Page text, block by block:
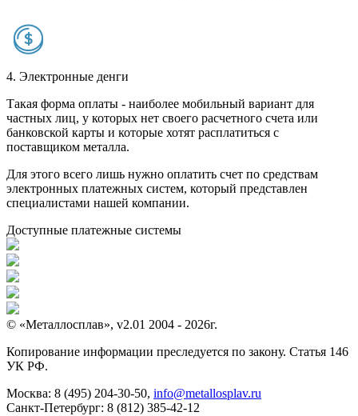
4. Электронные денги
Такая форма оплаты - наиболее мобильный вариант для
частных лиц, у которых нет своего расчетного счета или
банковской карты и которые хотят расплатиться с
поставщиком металла.
Для этого всего лишь нужно оплатить счет по средствам
электронных платежных систем, который представлен
специалистами нашей компании.
Доступные платежные системы
© «Металлосплав», v2.01 2004 - 2026г.
Копирование информации преследуется по закону. Статья 146
УК РФ.
Москва: 8 (495) 204-30-50, info@metallosplav.ru
Санкт-Петербург: 8 (812) 385-42-12